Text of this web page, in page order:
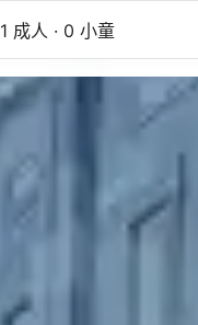
1 成人 · 0 小童